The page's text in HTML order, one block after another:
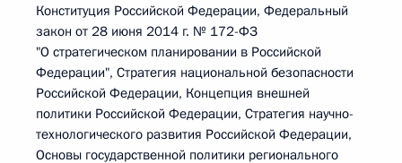
Конституция Российской Федерации, Федеральный
закон от 28 июня 2014 г. № 172-ФЗ
"О стратегическом планировании в Российской
Федерации", Стратегия национальной безопасности
Российской Федерации, Концепция внешней
политики Российской Федерации, Стратегия научно-
технологического развития Российской Федерации,
Основы государственной политики регионального